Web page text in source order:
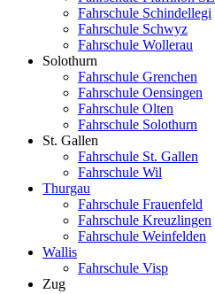
Fahrschule Schindellegi
Fahrschule Schwyz
Fahrschule Wollerau
Solothurn
Fahrschule Grenchen
Fahrschule Oensingen
Fahrschule Olten
Fahrschule Solothurn
St. Gallen
Fahrschule St. Gallen
Fahrschule Wil
Thurgau
Fahrschule Frauenfeld
Fahrschule Kreuzlingen
Fahrschule Weinfelden
Wallis
Fahrschule Visp
Zug